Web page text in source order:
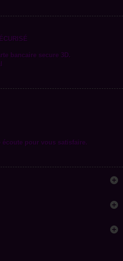
bancaire secure 3D.
écoute pour vous satisfaire.